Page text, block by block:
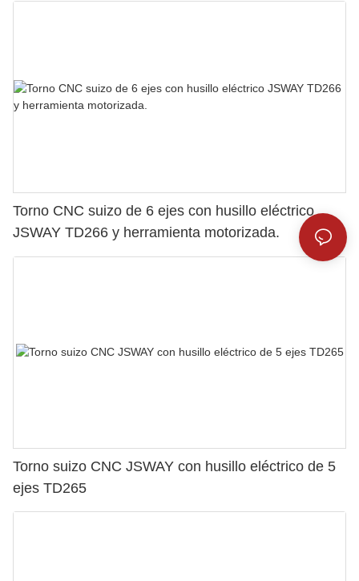
Torno CNC suizo de 6 ejes con husillo eléctrico
JSWAY TD266 y herramienta motorizada.
Torno suizo CNC JSWAY con husillo eléctrico de 5
ejes TD265